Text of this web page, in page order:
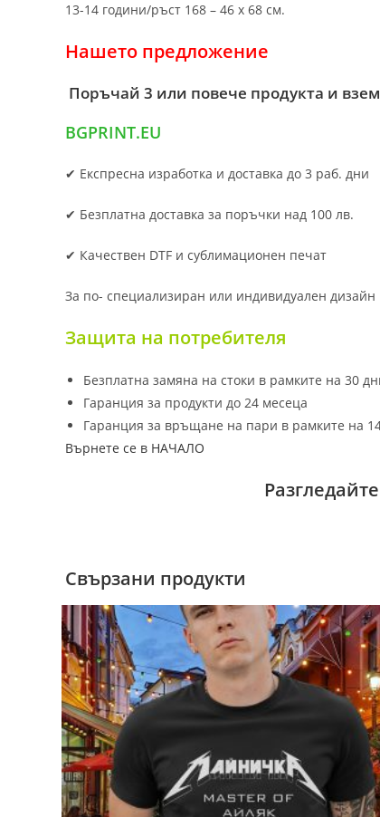
13-14 години/ръст 168 – 46 х 68 см.
Нашето предложение
Поръчай 3 или повече продукта и
BGPRINT.EU
✔ Експресна изработка и доставка до 3 раб. дни
✔ Безплатна доставка за поръчки над 100 лв.
✔ Качествен DTF и сублимационен печат
За по- специализиран или индивидуален дизайн
Защита на потребителя
Безплатна замяна на стоки в рамките на 30
Гаранция за продукти до 24 месеца
Гаранция за връщане на пари в рамките на
Върнете се в НАЧАЛО
Свързани продукти